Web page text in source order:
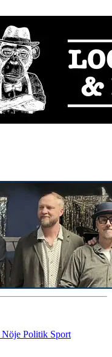
Nöje Politik Sport